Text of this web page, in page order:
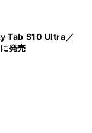
Tab S10 Ultra／
発売